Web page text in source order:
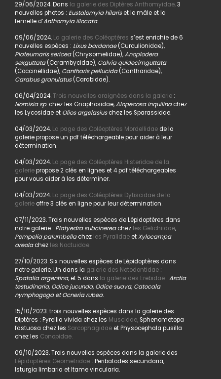
29/06/2024. Dans la galerie des Diptères Anthomyidae,3
nouvelles photos : Eustalomyia hilariset le mâle et la
femelle d’Anthomyia illocata.
09/06/2024.La galerie des Coléoptères s’est enrichie de 6
nouvelles espèces : Lixus bardanae(Curculionidae),
Plateumaris sericea(Chrysomelidae),Anoplodera
sexguttata(Cerambycidae), Calvia quidecimguttata
(Coccinellidae), Cantharis pellucida(Cantharidae),
Carabus granulatus(Carabidae).
06/04/2024.Trois nouvelles araignées dans la galerie:
Nomisia sp. chez les Gnaphosidae,Alopecosa inquilinachez
les Lycosidae et Olios argelasiuschez les Sparassidae.
04/03/2024. La page des Coléoptères Mordellidaede la
galerie propose un pdf téléchargeable pour aider à leur
détermination.
04/03/2024. La page des Coléoptères Histeridae de la
galeriepropose 2 clés en lignes et 4 pdf téléchargeables
pour vous aider à les déterminer.
04/03/2024. La page des Coléoptères Dytiscidae de la
galerieoffre 3 clés en ligne pour leur détermination.
07/11/2023. Trois nouvelles espèces de Lépidoptères dans
notre galerie : Platyedra subcinereachez les Gelichiidae,
Pempelia palumbellachez les PyralidaeetXylocampa
areolachez les Noctuidae.
27/10/2023. Six nouvelles espèces de Lépidoptères dans
notre galerie. Un dans la galerie des Notodontidae:
Spatalia argentina, et 5 dans la galerie des Erebidae: Arctia
testudinaria, Odice jucunda, Odice suava, Catocala
nymphogoga et Ocneria rubea.
15/10/2023. trois nouvelles espèces dans la galerie des
Diptères : Pyrellia vivida chez les Muscidae,Sphenometopa
fastuosa chez les Sarcophagidaeet Physocephala pusilla
chez les Conopidae.
09/10/2023. Trois nouvelles espèces dans la galerie des
Lépidoptères Geometridae: Peribatodes secundaria,
Isturgia limbaria et Itame vincularia.